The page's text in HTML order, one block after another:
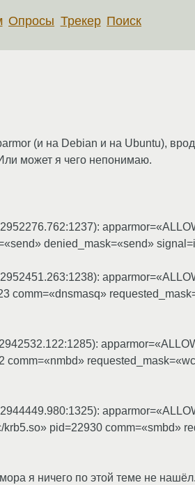
Опросы Трекер Поиск
(и на Debian и на Ubuntu),
может я чего непонимаю.
denied_mask=«send»
comm=«dnsmasq»
pid=22930 comm=«smbd»
я ничего по этой теме не